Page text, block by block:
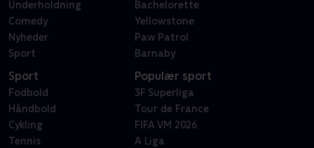
Underholdning
Comedy
Nyheder
Sport
Bachelorette
Yellowstone
Paw Patrol
Barnaby
Sport
Fodbold
Håndbold
Cykling
Tennis
Populær sport
3F Superliga
Tour de France
FIFA VM 2026
A Liga